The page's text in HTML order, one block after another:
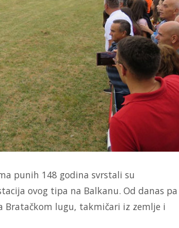
punih 148 godina svrstali su
ovog tipa na Balkanu. Od danas pa
Bratačkom lugu, takmičari iz zemlje i